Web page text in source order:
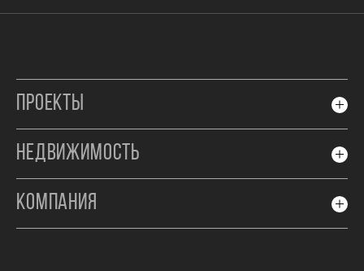
ПРОЕКТЫ
НЕДВИЖИМОСТЬ
КОМПАНИЯ